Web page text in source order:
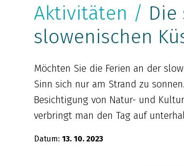
Aktivitäten /
slowenischen
Möchten Sie die Ferien an der
Sinn sich nur am Strand zu
Besichtigung von Natur- und
verbringt man den Tag auf
Datum: 13. 10. 2023